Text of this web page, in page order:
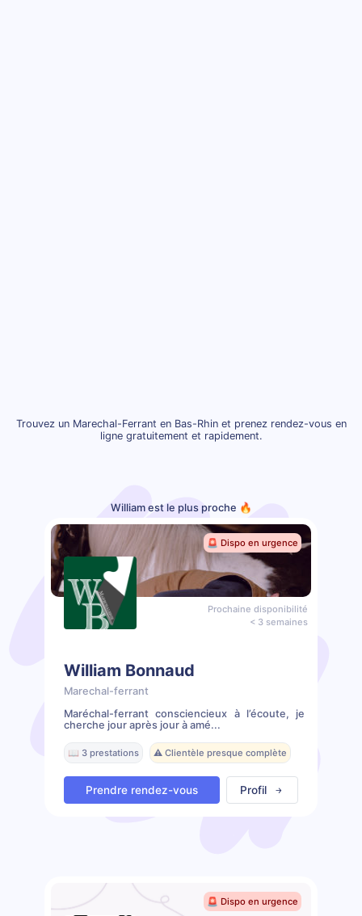
Trouvez un Marechal-Ferrant en Bas-Rhin et prenez rendez-vous en
ligne gratuitement et rapidement.
William est le plus proche 🔥
🚨 Dispo en urgence
Prochaine disponibilité
< 3 semaines
William Bonnaud
Marechal-ferrant
Maréchal-ferrant consciencieux à l’écoute, je
cherche jour après jour à amé...
📖 3 prestations ⚠️ Clientèle presque complète
Prendre rendez-vous Profil
🚨 Dispo en urgence